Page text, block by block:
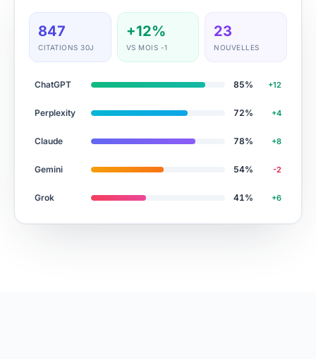
847
CITATIONS 30J
+12%
VS MOIS -1
23
NOUVELLES
ChatGPT 85% +12
Perplexity 72% +4
Claude 78% +8
Gemini 54% -2
Grok 41% +6